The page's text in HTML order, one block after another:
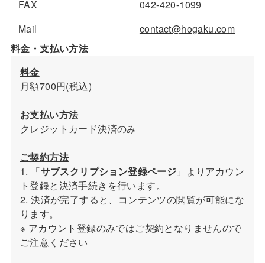
FAX
042-420-1099
Mail
contact@hogaku.com
料金・支払い方法
料金
月額700円(税込)
お支払い方法
クレジットカード決済のみ
ご契約方法
1. 「サブスクリプション登録ページ 」よりアカウン
ト登録と決済手続きを行います。
2. 決済が完了すると、コンテンツの閲覧が可能にな
ります。
※ アカウント登録のみではご契約となりませんので
ご注意ください